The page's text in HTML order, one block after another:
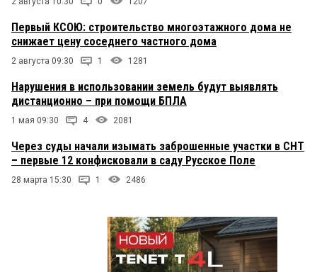
Первый КСОЮ: строительство многоэтажного дома не
снижает цену соседнего частного дома
2 августа 09:30 1 1281
Нарушения в использовании земель будут выявлять
дистанционно – при помощи БПЛА
1 мая 09:30 4 2081
Через суды начали изымать заброшенные участки в СНТ
– первые 12 конфисковали в саду Русское Поле
28 марта 15:30 1 2486